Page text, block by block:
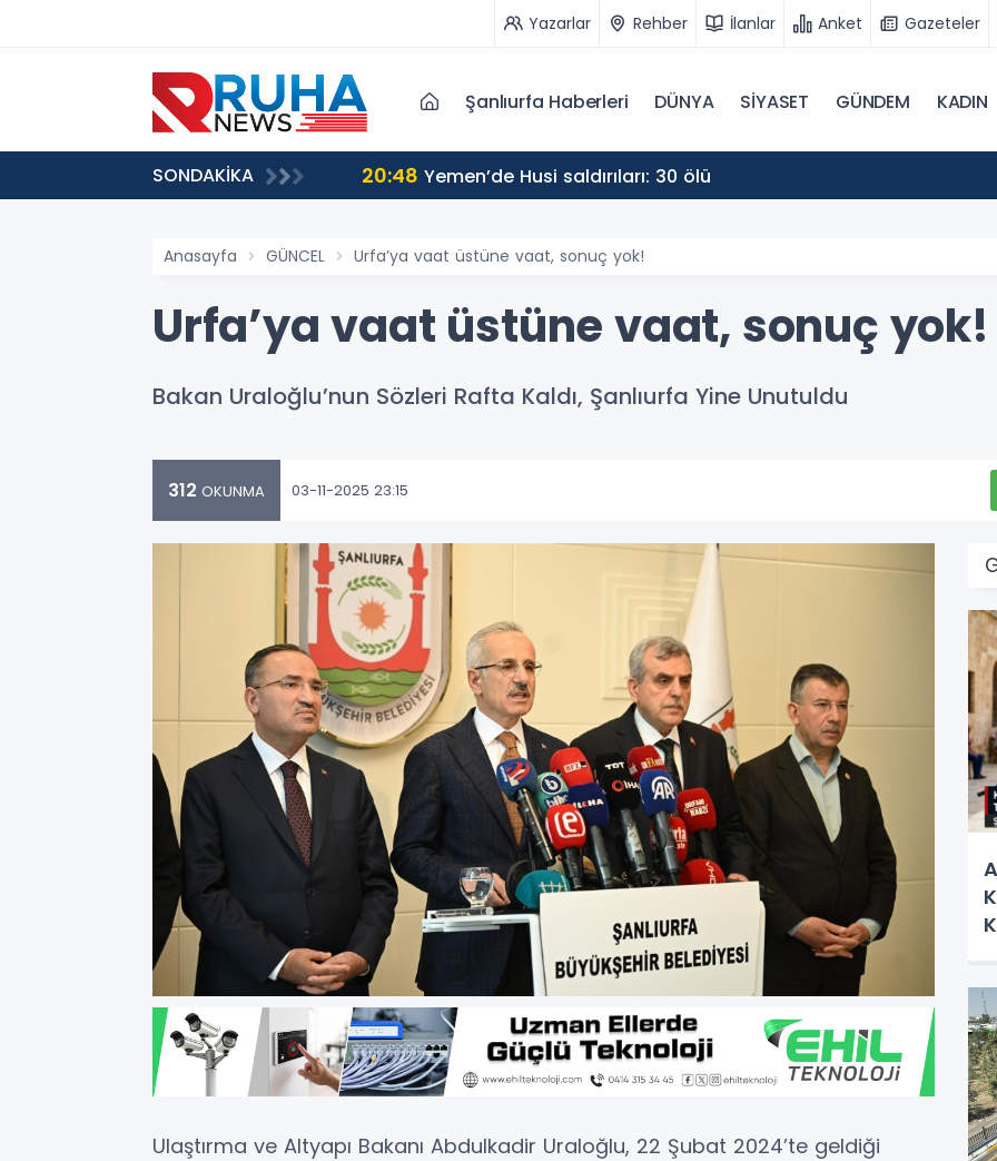
Yazarlar Rehber İlanlar Anket Gazeteler
Şanlıurfa Haberleri DÜNYA SİYASET GÜNDEM KADIN
SONDAKİKA 20:48 Yemen’de Husi saldırıları: 30 ölü
Anasayfa GÜNCEL Urfa’ya vaat üstüne vaat, sonuç yok!
Urfa’ya vaat üstüne vaat, sonuç yok!
Bakan Uraloğlu’nun Sözleri Rafta Kaldı, Şanlıurfa Yine Unutuldu
312 OKUNMA 03-11-2025 23:15
Ulaştırma ve Altyapı Bakanı Abdulkadir Uraloğlu, 22 Şubat 2024’te geldiği